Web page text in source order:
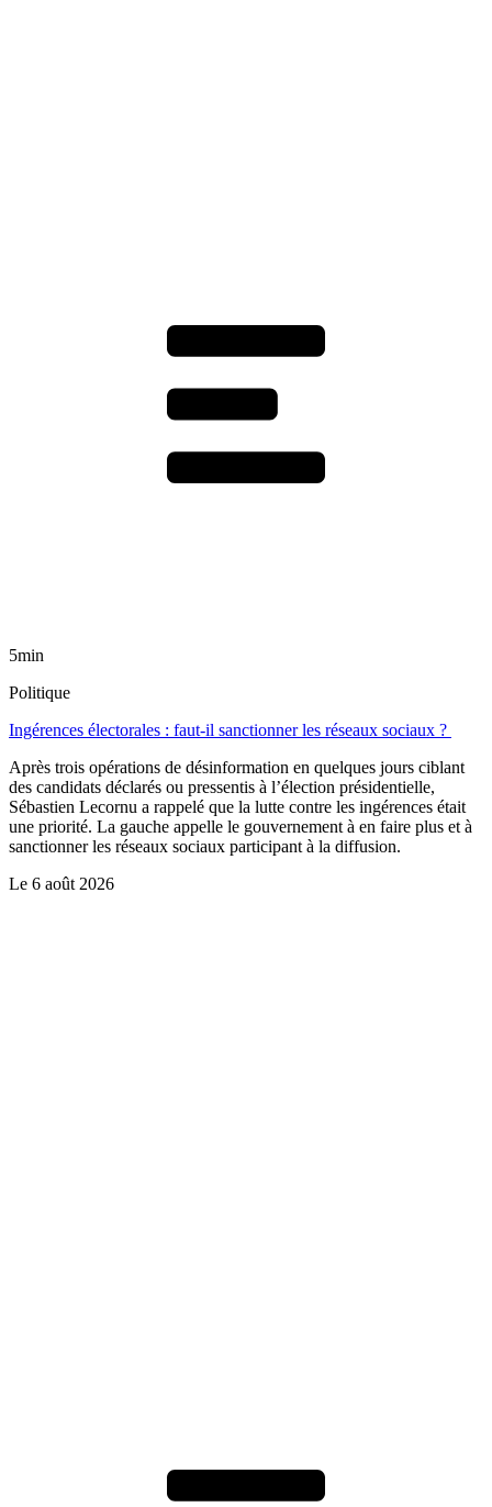
5min
Politique
Ingérences électorales : faut-il sanctionner les réseaux sociaux ?
Après trois opérations de désinformation en quelques jours ciblant
des candidats déclarés ou pressentis à l’élection présidentielle,
Sébastien Lecornu a rappelé que la lutte contre les ingérences était
une priorité. La gauche appelle le gouvernement à en faire plus et à
sanctionner les réseaux sociaux participant à la diffusion.
Le 6 août 2026